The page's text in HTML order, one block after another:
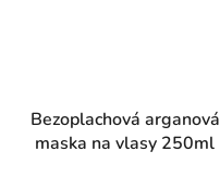
Bezoplachová arganová
maska na vlasy 250ml